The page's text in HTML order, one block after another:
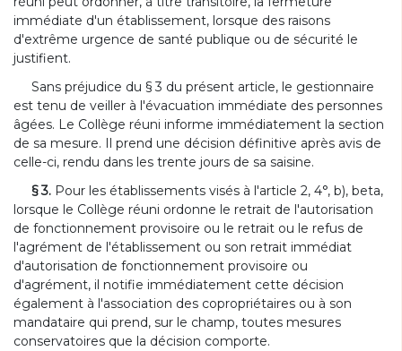
immédiate d'un établissement, lorsque des raisons
d'extrême urgence de santé publique ou de sécurité le
justifient.
Sans préjudice du § 3 du présent article, le gestionnaire
est tenu de veiller à l'évacuation immédiate des personnes
âgées. Le Collège réuni informe immédiatement la section
de sa mesure. Il prend une décision définitive après avis de
celle-ci, rendu dans les trente jours de sa saisine.
§ 3. Pour les établissements visés à l'article 2, 4°, b), beta,
lorsque le Collège réuni ordonne le retrait de l'autorisation
de fonctionnement provisoire ou le retrait ou le refus de
l'agrément de l'établissement ou son retrait immédiat
d'autorisation de fonctionnement provisoire ou
d'agrément, il notifie immédiatement cette décision
également à l'association des copropriétaires ou à son
mandataire qui prend, sur le champ, toutes mesures
conservatoires que la décision comporte.